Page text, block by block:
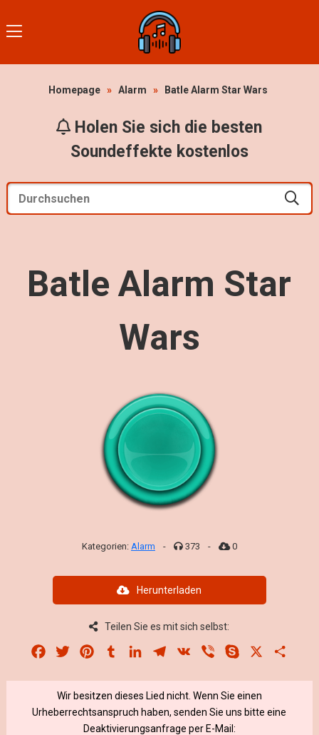
Homepage » Alarm » Batle Alarm Star Wars
Holen Sie sich die besten
Soundeffekte kostenlos
Batle Alarm Star
Wars
Kategorien: Alarm - 373 - 0
Herunterladen
Teilen Sie es mit sich selbst:
Facebook
Twitter PinterestTumblrLinkedInTelegram
VK Viber Skype
Wir besitzen dieses Lied nicht. Wenn Sie einen
Urheberrechtsanspruch haben, senden Sie uns bitte eine
Deaktivierungsanfrage per E-Mail: